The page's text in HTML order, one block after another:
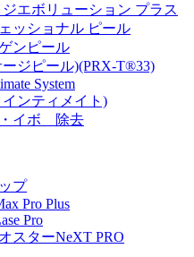
ジエボリューション プラス
ッショナル ピール
ンピール
ジピール)(PRX-T®33)
System
ンティメイト)
イボ 除去
プ
Pro Plus
Pro
スターNeXT PRO